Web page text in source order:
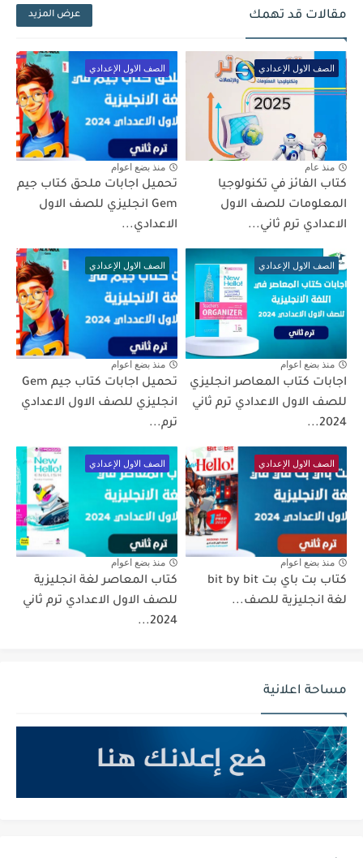
مقالات قد تهمك عرض المزيد
الصف الاول الإعدادي
منذ عام
كتاب الفائز في تكنولوجيا
المعلومات للصف الاول
الاعدادي ترم ثاني...
الصف الاول الإعدادي
منذ بضع اعوام
تحميل اجابات ملحق كتاب جيم
Gem انجليزي للصف الاول
الاعدادي...
الصف الاول الإعدادي
منذ بضع اعوام
اجابات كتاب المعاصر انجليزي
للصف الاول الاعدادي ترم ثاني
2024...
الصف الاول الإعدادي
منذ بضع اعوام
تحميل اجابات كتاب جيم Gem
انجليزي للصف الاول الاعدادي
ترم...
الصف الاول الإعدادي
منذ بضع اعوام
كتاب بت باي بت bit by bit
لغة انجليزية للصف...
الصف الاول الإعدادي
منذ بضع اعوام
كتاب المعاصر لغة انجليزية
للصف الاول الاعدادي ترم ثاني
2024...
مساحة اعلانية